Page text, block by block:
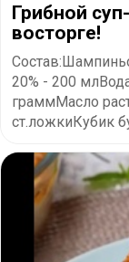
Грибной
восторге!
20% - 200
граммМасло
ст.ложкиКубик